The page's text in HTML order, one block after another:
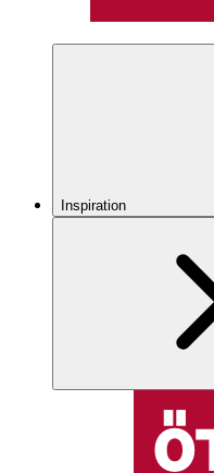
Inspiration